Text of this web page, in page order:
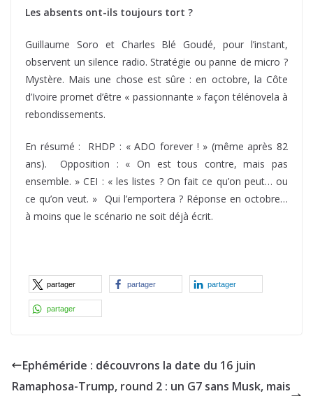
Les absents ont-ils toujours tort ?
Guillaume Soro et Charles Blé Goudé, pour l’instant,
observent un silence radio. Stratégie ou panne de micro ?
Mystère. Mais une chose est sûre : en octobre, la Côte
d’Ivoire promet d’être « passionnante » façon télénovela à
rebondissements.
En résumé : RHDP : « ADO forever ! » (même après 82
ans). Opposition : « On est tous contre, mais pas
ensemble. » CEI : « les listes ? On fait ce qu’on peut… ou
ce qu’on veut. » Qui l’emportera ? Réponse en octobre…
à moins que le scénario ne soit déjà écrit.
partager partager partager
partager
Ephéméride : découvrons la date du 16 juin
Ramaphosa-Trump, round 2 : un G7 sans Musk, mais